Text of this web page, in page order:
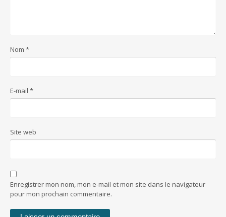
Nom *
E-mail *
Site web
Enregistrer mon nom, mon e-mail et mon site dans le navigateur
pour mon prochain commentaire.